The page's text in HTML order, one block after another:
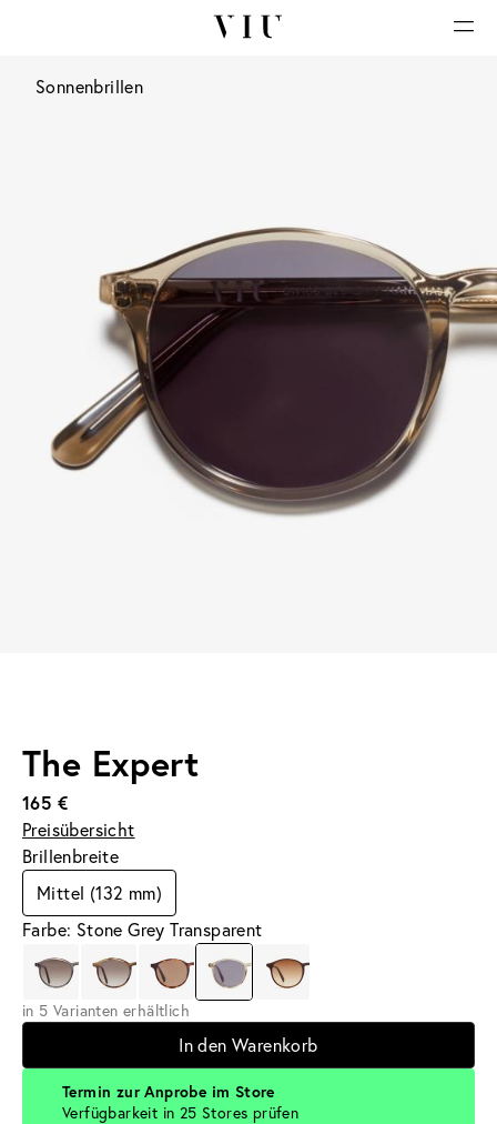
Sonnenbrillen
The Expert
165 €
Preisübersicht
Brillenbreite
Mittel (132 mm)
Farbe: Stone Grey Transparent
in 5 Varianten erhältlich
In den Warenkorb
Termin zur Anprobe im Store
Verfügbarkeit in 25 Stores prüfen